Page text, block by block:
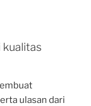
kualitas
ulasan dari